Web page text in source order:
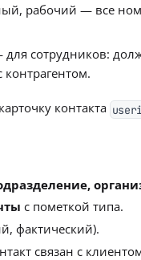
рабочий — все
сотрудников:
контакта
с пометкой типа.
фактический).
связан с